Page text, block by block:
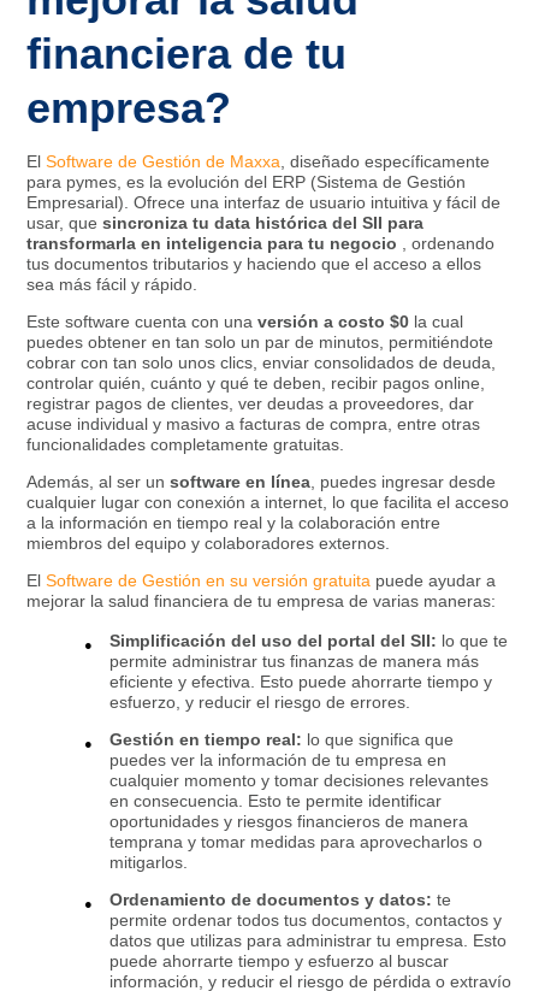
financiera de tu
empresa?
El Software de Gestión de Maxxa, diseñado específicamente
para pymes, es la evolución del ERP (Sistema de Gestión
Empresarial). Ofrece una interfaz de usuario intuitiva y fácil de
usar, que sincroniza tu data histórica del SII para
transformarla en inteligencia para tu negocio , ordenando
tus documentos tributarios y haciendo que el acceso a ellos
sea más fácil y rápido.
Este software cuenta con una versión a costo $0 la cual
puedes obtener en tan solo un par de minutos, permitiéndote
cobrar con tan solo unos clics, enviar consolidados de deuda,
controlar quién, cuánto y qué te deben, recibir pagos online,
registrar pagos de clientes, ver deudas a proveedores, dar
acuse individual y masivo a facturas de compra, entre otras
funcionalidades completamente gratuitas.
Además, al ser un software en línea, puedes ingresar desde
cualquier lugar con conexión a internet, lo que facilita el acceso
a la información en tiempo real y la colaboración entre
miembros del equipo y colaboradores externos.
El Software de Gestión en su versión gratuita puede ayudar a
mejorar la salud financiera de tu empresa de varias maneras:
Simplificación del uso del portal del SII: lo que te
permite administrar tus finanzas de manera más
eficiente y efectiva. Esto puede ahorrarte tiempo y
esfuerzo, y reducir el riesgo de errores.
Gestión en tiempo real: lo que significa que
puedes ver la información de tu empresa en
cualquier momento y tomar decisiones relevantes
en consecuencia. Esto te permite identificar
oportunidades y riesgos financieros de manera
temprana y tomar medidas para aprovecharlos o
mitigarlos.
Ordenamiento de documentos y datos: te
permite ordenar todos tus documentos, contactos y
datos que utilizas para administrar tu empresa. Esto
puede ahorrarte tiempo y esfuerzo al buscar
información, y reducir el riesgo de pérdida o extravío